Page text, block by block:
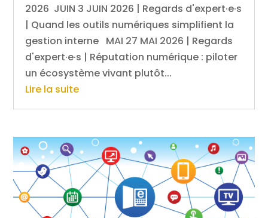
2026 JUIN 3 JUIN 2026 | Regards d'expert·e·s
| Quand les outils numériques simplifient la
gestion interne MAI 27 MAI 2026 | Regards
d'expert·e·s | Réputation numérique : piloter
un écosystème vivant plutôt...
Lire la suite